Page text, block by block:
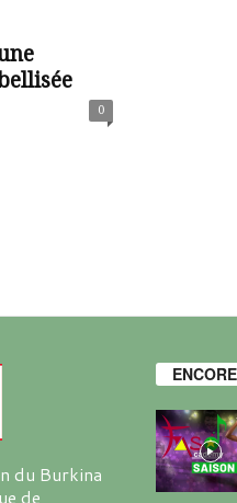
0
du Burkina
de